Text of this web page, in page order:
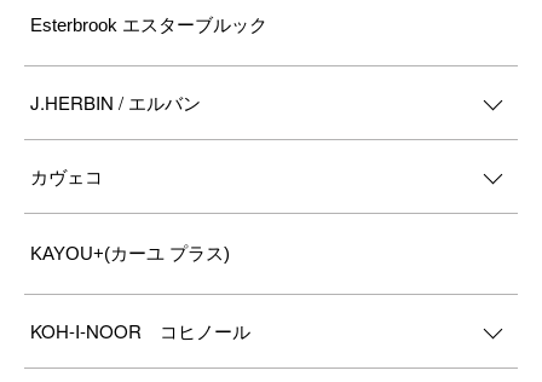
Esterbrook エスターブルック
J.HERBIN / エルバン
カヴェコ
KAYOU+(カーユ プラス)
KOH-I-NOOR コヒノール